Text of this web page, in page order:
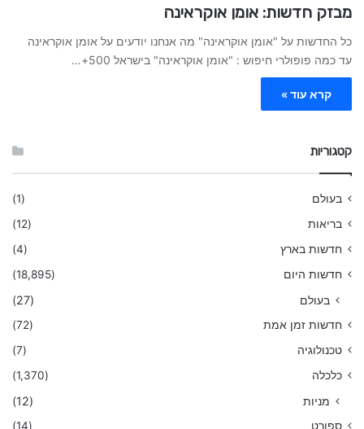
מבזק חדשות: אומן אוקראינה
כל החדשות על "אומן אוקראינה" מה אנחנו יודעים על אומן אוקראינה
עד כמה פופולרי חיפוש : "אומן אוקראינה" בישראל 500+…
קרא עוד »
קטגוריות
בעולם
(1)
בריאות
(12)
חדשות בארץ
(4)
חדשות היום
(18,895)
בעולם (27)
חדשות זמן אמת
(72)
טכנולוגיה
(7)
כלכלה
(1,370)
מניות (12)
ספורט
(14)